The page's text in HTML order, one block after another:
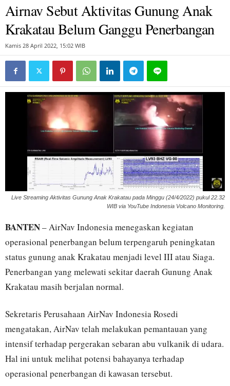
Airnav Sebut Aktivitas Gunung Anak
Krakatau Belum Ganggu Penerbangan
Kamis 28 April 2022, 15:02 WIB
Live Streaming Aktivitas Gunung Anak Krakatau pada Minggu (24/4/2022) pukul 22.32
WIB via YouTube Indonesia Volcano Monitoring.
BANTEN– AirNav Indonesia menegaskan kegiatan
operasional penerbangan belum terpengaruh peningkatan
status gunung anak Krakatau menjadi level III atau Siaga.
Penerbangan yang melewati sekitar daerah Gunung Anak
Krakatau masih berjalan normal.
Sekretaris Perusahaan AirNav Indonesia Rosedi
mengatakan, AirNav telah melakukan pemantauan yang
intensif terhadap pergerakan sebaran abu vulkanik di udara.
Hal ini untuk melihat potensi bahayanya terhadap
operasional penerbangan di kawasan tersebut.